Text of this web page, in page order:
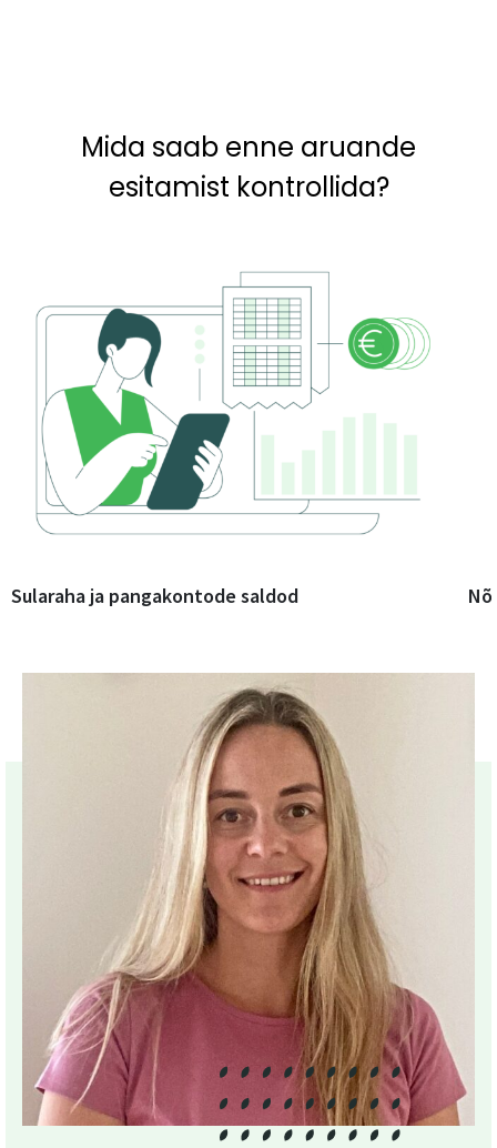
Mida saab enne aruande
esitamist kontrollida?
Sularaha ja pangakontode saldod